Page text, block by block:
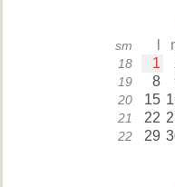
sm
18 1
19 8
20 15
21 22
22 29